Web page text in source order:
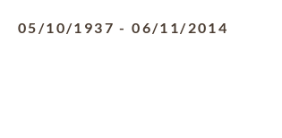
05/10/1937 -06/11/2014